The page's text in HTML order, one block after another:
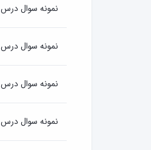
نمونه سوال درس ۲ زبان هشتم
نمونه سوال درس ۳ زبان هشتم
نمونه سوال درس ۴ زبان هشتم
نمونه سوال درس ۵ زبان هشتم